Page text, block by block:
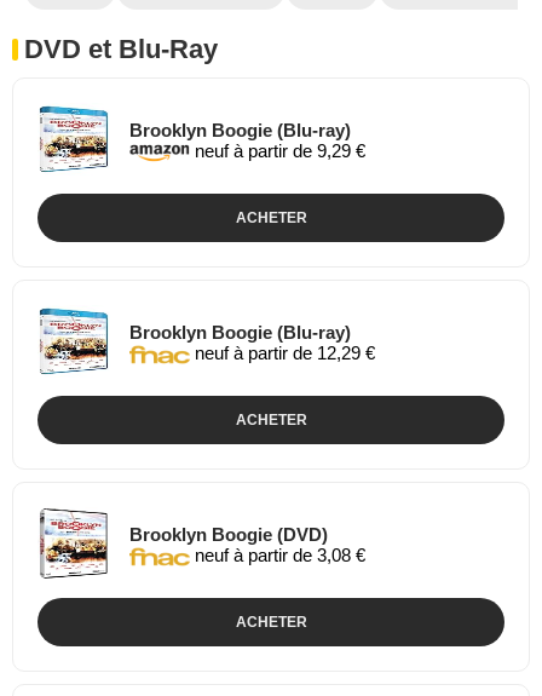
DVD et Blu-Ray
Brooklyn Boogie (Blu-ray)
neuf à partir de 9,29 €
ACHETER
Brooklyn Boogie (Blu-ray)
neuf à partir de 12,29 €
ACHETER
Brooklyn Boogie (DVD)
neuf à partir de 3,08 €
ACHETER